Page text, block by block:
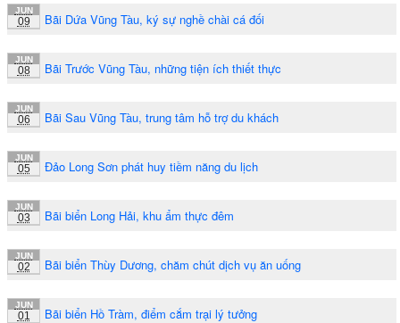
JUN
09 Bãi Dứa Vũng Tàu, ký sự nghề chài cá đối
JUN
08 Bãi Trước Vũng Tàu, những tiện ích thiết thực
JUN
06 Bãi Sau Vũng Tàu, trung tâm hỗ trợ du khách
JUN
05 Đảo Long Sơn phát huy tiềm năng du lịch
JUN
03 Bãi biển Long Hải, khu ẩm thực đêm
JUN
02 Bãi biển Thùy Dương, chăm chút dịch vụ ăn uống
JUN
01 Bãi biển Hồ Tràm, điểm cắm trại lý tưởng